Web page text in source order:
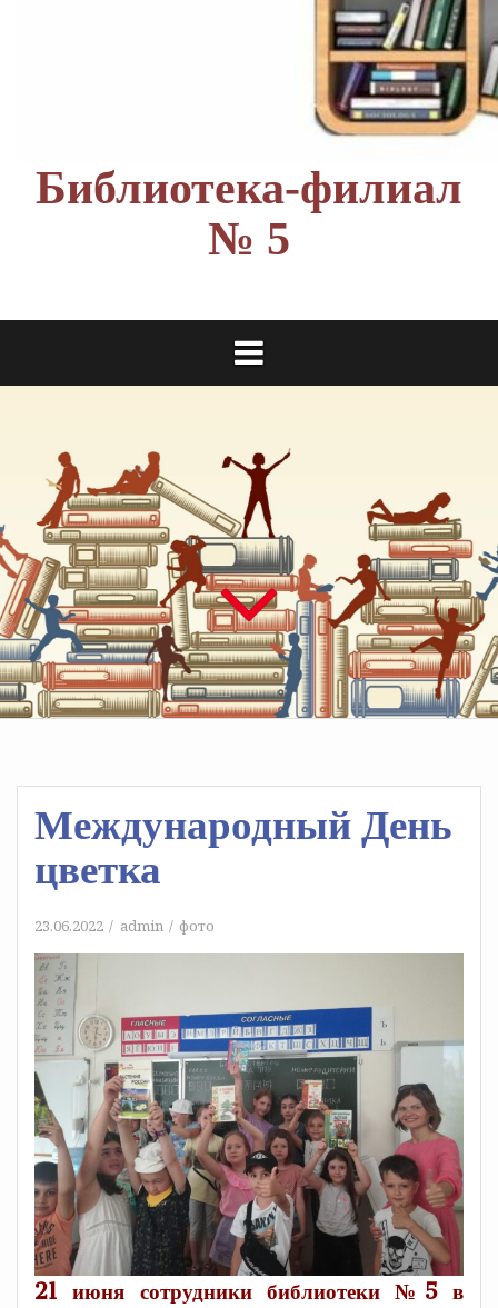
Библиотека-филиал
№ 5
Международный День
цветка
23.06.2022 admin фото
21 июня сотрудники библиотеки №5 в